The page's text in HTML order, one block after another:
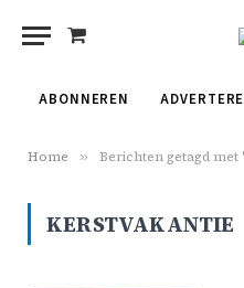
Shopping
ABONNEREN
Home » Berichten getagd
KERSTVAKANTIE